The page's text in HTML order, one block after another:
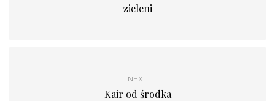
zieleni
NEXT
Kair od środka